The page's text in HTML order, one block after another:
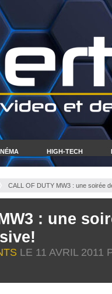
HIGH-TECH
CALL OF DUTY MW3 : une soirée
: une
LE 11 AVRIL 2011